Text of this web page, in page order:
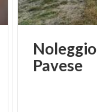
Noleggio
Pavese